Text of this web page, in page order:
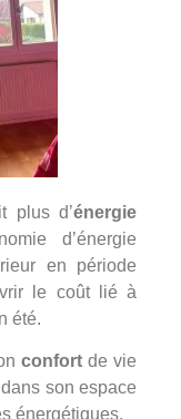
plus d’énergie
d’énergie
en période
le coût lié à
été.
confort de vie
son espace
énergétiques.